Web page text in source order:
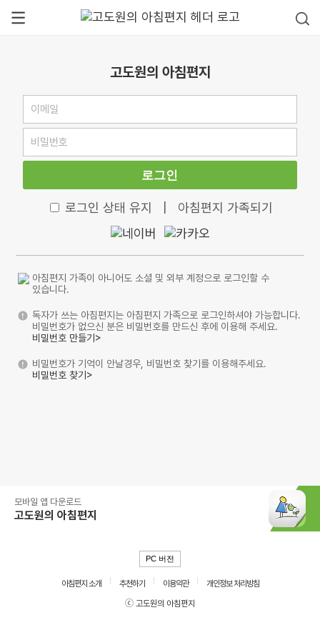
고도원의 아침편지
로그인
로그인 상태 유지 아침편지 가족되기
아침편지 가족이 아니어도 소셜 및 외부 계정으로 로그인할 수
있습니다.
독자가 쓰는 아침편지는 아침편지 가족으로 로그인하셔야 가능합니다.
비밀번호가 없으신 분은 비밀번호를 만드신 후에 이용해 주세요.
비밀번호 만들기>
비밀번호가 기억이 안날경우, 비밀번호 찾기를 이용해주세요.
비밀번호 찾기>
모바일 앱 다운로드
고도원의 아침편지
PC 버전
아침편지 소개 추천하기 이용약관
개인정보 처리방침
ⓒ 고도원의 아침편지